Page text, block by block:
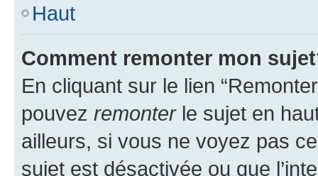
Haut
Comment remonter mon
En cliquant sur le lien
pouvez remonterle sujet en
ailleurs, si vous ne voyez pas
sujet est désactivée ou que